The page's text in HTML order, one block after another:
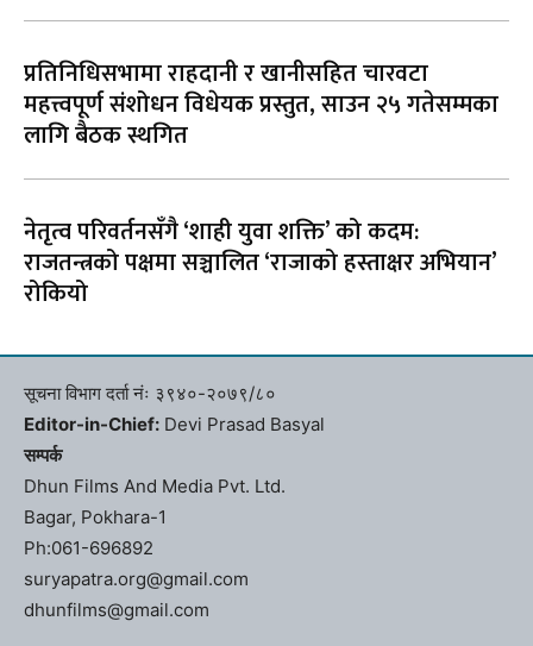
प्रतिनिधिसभामा राहदानी र खानीसहित चारवटा
महत्त्वपूर्ण संशोधन विधेयक प्रस्तुत, साउन २५ गतेसम्मका
लागि बैठक स्थगित
नेतृत्व परिवर्तनसँगै ‘शाही युवा शक्ति’ को कदम:
राजतन्त्रको पक्षमा सञ्चालित ‘राजाको हस्ताक्षर अभियान’
रोकियो
सूचना विभाग दर्ता नंः ३९४०-२०७९/८०
Editor-in-Chief: Devi Prasad Basyal
सम्पर्क
Dhun Films And Media Pvt. Ltd.
Bagar, Pokhara-1
Ph:061-696892
suryapatra.org@gmail.com
dhunfilms@gmail.com